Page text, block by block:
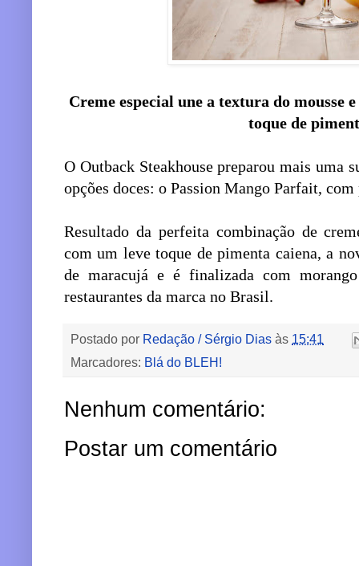
Creme especial une a textura do mousse
toque de
O Outback Steakhouse preparou mais uma
opções doces: o Passion Mango Parfait,
Resultado da perfeita combinação de
com um leve toque de pimenta caiena, a
de maracujá e é finalizada com
restaurantes da marca no Brasil.
Postado por Redação / Sérgio Dias às 15:41
Marcadores: Blá do BLEH!
Nenhum comentário:
Postar um comentário